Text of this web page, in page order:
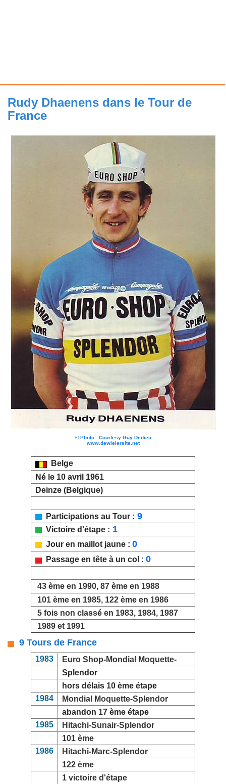
Rudy Dhaenens dans le Tour de
France
© Photo : Courtesy Guy Dedieu
www.dewielersite.net
Belge
Né le 10 avril 1961
Deinze (Belgique)
Participations au Tour : 9
Victoire d'étape : 1
Jour en maillot jaune : 0
Passage en tête à un col : 0
43 ème en 1990, 87 ème en 1988
101 ème en 1985, 122 ème en 1986
5 fois non classé en 1983, 1984, 1987
1989 et 1991
9 Tours de France
1983
Euro Shop-Mondial Moquette-
Splendor
hors délais 10 ème étape
1984
Mondial Moquette-Splendor
abandon 17 ème étape
1985
Hitachi-Sunair-Splendor
101 ème
1986
Hitachi-Marc-Splendor
122 ème
1 victoire d'étape